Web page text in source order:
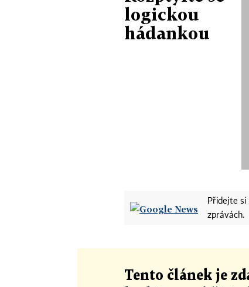
logickou
hádankou
Přidejte si
zprávách.
Tento článek je